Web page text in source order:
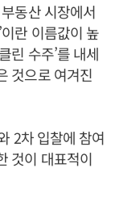
동산 시장에서
란 이름값이 높
린 수주’를 내세
것으로 여겨진
2차 입찰에 참여
것이 대표적이